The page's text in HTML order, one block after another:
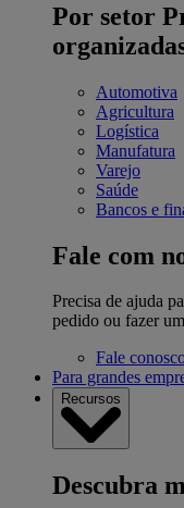
Por setor
Automotiva
Agricultura
Logística
Manufatura
Varejo
Saúde
Bancos e
Fale com
Precisa de ajuda
pedido ou fazer
Fale
Para grandes
Recursos
Descubra